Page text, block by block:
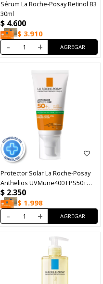
Sérum La Roche-Posay Retinol B3
30ml
$ 4.600
$ 3.910
- +
Protector Solar La Roche-Posay
Anthelios UVMune400 FPS50+
50ml
$ 2.350
$ 1.998
- +